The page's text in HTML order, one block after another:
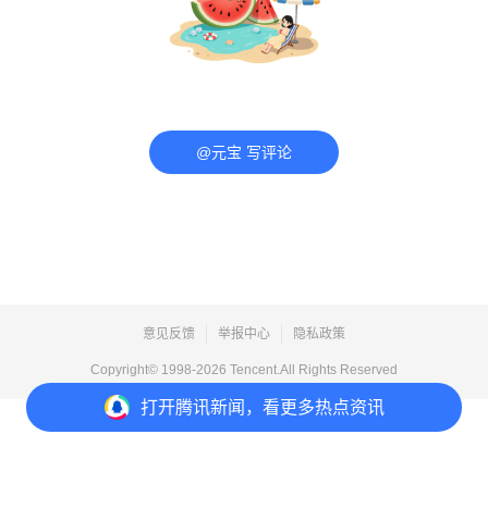
打开腾讯新闻，看更多热点资讯
@元宝 写评论
意见反馈 举报中心 隐私政策
Copyright© 1998-2026 Tencent.All Rights Reserved